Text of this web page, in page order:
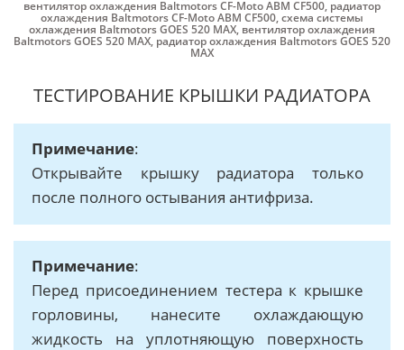
вентилятор охлаждения Baltmotors CF-Moto ABM CF500, радиатор
охлаждения Baltmotors CF-Moto ABM CF500,схема системы
охлаждения Baltmotors GOES 520 MAX, вентилятор охлаждения
Baltmotors GOES 520 MAX, радиатор охлаждения Baltmotors GOES 520
MAX
ТЕСТИРОВАНИЕ КРЫШКИ РАДИАТОРА
Примечание:
Открывайте крышку радиатора только
после полного остывания антифриза.
Примечание:
Перед присоединением тестера к крышке
горловины, нанесите охлаждающую
жидкость на уплотняющую поверхность